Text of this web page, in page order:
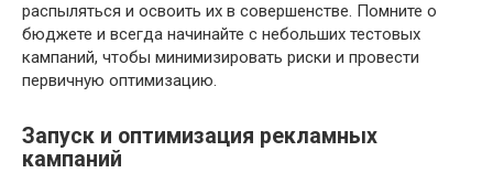
распыляться и освоить их в совершенстве. Помните о
бюджете и всегда начинайте с небольших тестовых
кампаний, чтобы минимизировать риски и провести
первичную оптимизацию.
Запуск и оптимизация рекламных
кампаний